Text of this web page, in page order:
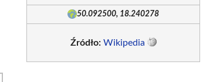
50.092500, 18.240278
Źródło: Wikipedia